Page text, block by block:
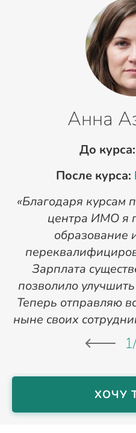
Анна
До курса:
После курса:
«Благодаря курсам
центра ИМО я
образование
Зарплата
позволило
Теперь отправляю
ныне своих
1/
ХОЧУ